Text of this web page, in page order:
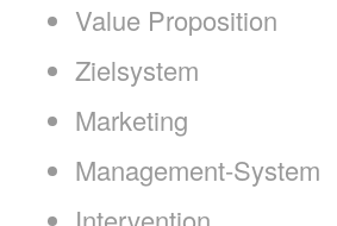
Value Proposition
Zielsystem
Marketing
Management-System